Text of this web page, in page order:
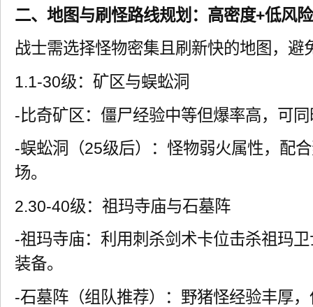
二、地图与刷怪路线规划：高密度+低风险
战士需选择怪物密集且刷新快的地图，避
1.1-30级：矿区与蜈蚣洞
-比奇矿区：僵尸经验中等但爆率高，可
-蜈蚣洞（25级后）：怪物弱火属性，配
场。
2.30-40级：祖玛寺庙与石墓阵
-祖玛寺庙：利用刺杀剑术卡位击杀祖玛
装备。
-石墓阵（组队推荐）：野猪怪经验丰厚